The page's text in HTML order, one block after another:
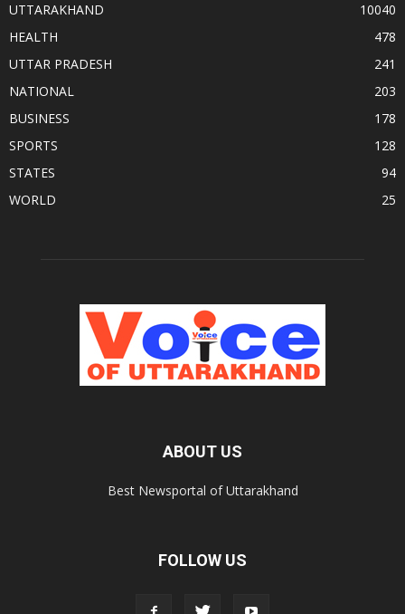
UTTARAKHAND
10040
HEALTH
478
UTTAR PRADESH
241
NATIONAL
203
BUSINESS
178
SPORTS
128
STATES
94
WORLD
25
ABOUT US
Best Newsportal of Uttarakhand
FOLLOW US